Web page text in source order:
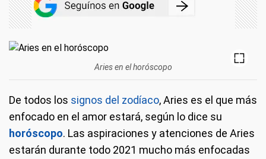
Aries en el horóscopo
De todos los signos del zodíaco, Aries es el que más
enfocado en el amor estará, según lo dice su
horóscopo. Las aspiraciones y atenciones de Aries
estarán durante todo 2021 mucho más enfocadas